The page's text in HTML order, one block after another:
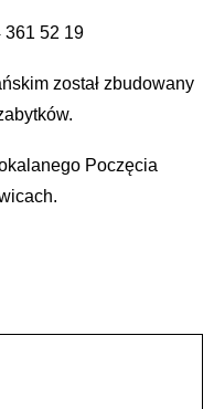
361 52 19
został zbudowany
Poczęcia